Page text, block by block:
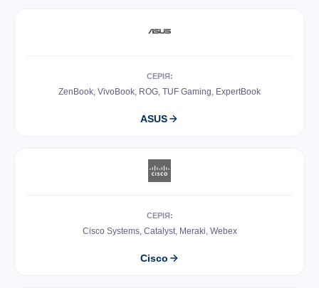
СЕРІЯ:
ZenBook, VivoBook, ROG, TUF Gaming, ExpertBook
ASUS
СЕРІЯ:
Cisco Systems, Catalyst, Meraki, Webex
Cisco